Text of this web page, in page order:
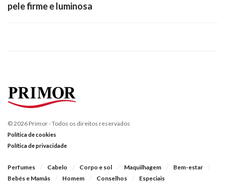
pele firme e luminosa
© 2026 Primor - Todos os direitos reservados
Política de cookies
Política de privacidade
Perfumes Cabelo Corpo e sol Maquilhagem
Bem-estar
Bebés e Mamãs
Homem Conselhos Especiais